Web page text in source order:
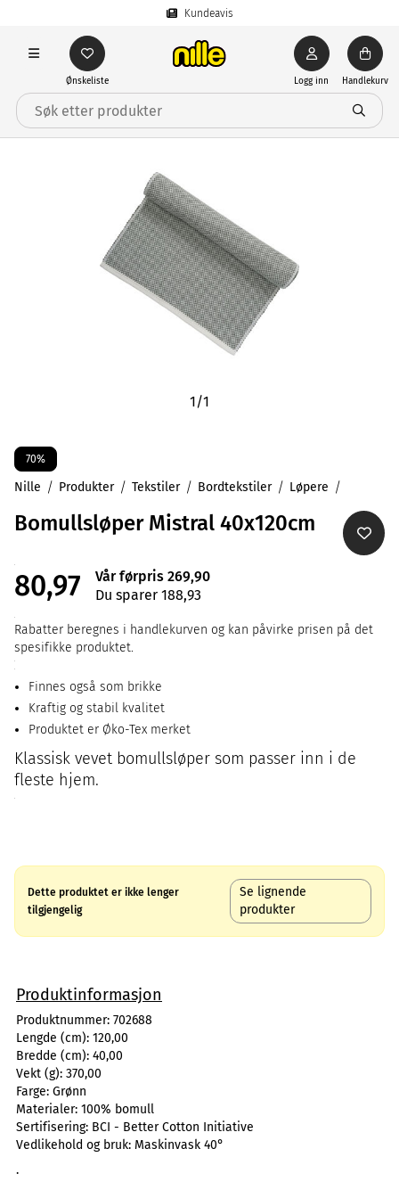
Kundeavis
Ønskeliste Logg inn Handlekurv
1/1
70%
Nille Produkter Tekstiler Bordtekstiler Løpere
Bomullsløper Mistral 40x120cm
80,97
Vår førpris 269,90
Du sparer 188,93
Rabatter beregnes i handlekurven og kan påvirke prisen på det
spesifikke produktet.
Finnes også som brikke
Kraftig og stabil kvalitet
Produktet er Øko-Tex merket
Klassisk vevet bomullsløper som passer inn i de
fleste hjem.
Dette produktet er ikke lenger
tilgjengelig
Se lignende
produkter
Produktinformasjon
Produktnummer: 702688
Lengde (cm): 120,00
Bredde (cm): 40,00
Vekt (g): 370,00
Farge: Grønn
Materialer: 100% bomull
Sertifisering: BCI - Better Cotton Initiative
Vedlikehold og bruk: Maskinvask 40°
.